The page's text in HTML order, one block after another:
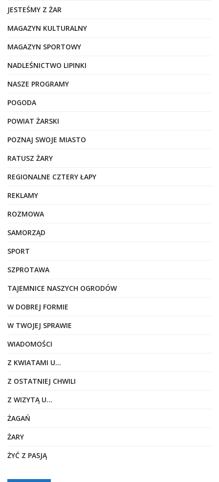
JESTEŚMY Z ŻAR
MAGAZYN KULTURALNY
MAGAZYN SPORTOWY
NADLEŚNICTWO LIPINKI
NASZE PROGRAMY
POGODA
POWIAT ŻARSKI
POZNAJ SWOJE MIASTO
RATUSZ ŻARY
REGIONALNE CZTERY ŁAPY
REKLAMY
ROZMOWA
SAMORZĄD
SPORT
SZPROTAWA
TAJEMNICE NASZYCH OGRODÓW
W DOBREJ FORMIE
W TWOJEJ SPRAWIE
WIADOMOŚCI
Z KWIATAMI U…
Z OSTATNIEJ CHWILI
Z WIZYTĄ U…
ŻAGAŃ
ŻARY
ŻYĆ Z PASJĄ